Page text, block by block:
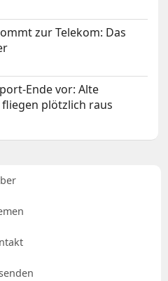
zur Telekom: Das
Ende vor: Alte
plötzlich raus